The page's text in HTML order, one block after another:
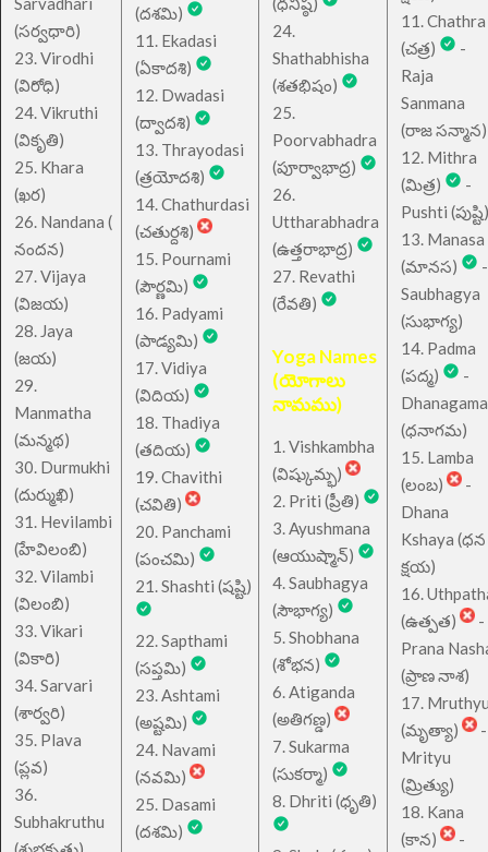
(సర్వధారి)
23. Virodhi
(విరోధి)
24. Vikruthi
(వికృతి)
25. Khara
(ఖర)
26. Nandana (
నందన)
27. Vijaya
(విజయ)
28. Jaya
(జయ)
29.
Manmatha
(మన్మథ)
30. Durmukhi
(దుర్ముఖి)
31. Hevilambi
(హేవిలంబి)
32. Vilambi
(విలంబి)
33. Vikari
(వికారి)
34. Sarvari
(శార్వరి)
35. Plava
(ప్లవ)
36.
Subhakruthu
(దశమి)
11. Ekadasi
(ఏకాదశి)
12. Dwadasi
(ద్వాదశి)
13. Thrayodasi
(త్రయోదశి)
14. Chathurdasi
(చతుర్దశి)
15. Pournami
(పౌర్ణమి)
16. Padyami
(పాడ్యమి)
17. Vidiya
(విదియ)
18. Thadiya
(తదియ)
19. Chavithi
(చవితి)
20. Panchami
(పంచమి)
21. Shashti (షష్టి)
22. Sapthami
(సప్తమి)
23. Ashtami
(అష్టమి)
24. Navami
(నవమి)
25. Dasami
(దశమి)
24.
Shathabhisha
(శతభిషం)
25.
Poorvabhadra
(పూర్వాభాద్ర)
26.
Uttharabhadra
(ఉత్తరాభాద్ర)
27. Revathi
(రేవతి)
Yoga Names
(యోగాలు
నామము)
1. Vishkambha
(విష్కుమ్భ)
2. Priti (ప్రీతి)
3. Ayushmana
(ఆయుష్మాన్)
4. Saubhagya
(సౌభాగ్య)
5. Shobhana
(శోభన)
6. Atiganda
(అతిగణ్డ)
7. Sukarma
(సుకర్మా)
8. Dhriti (ధృతి)
11. Chathra
(చత్ర)
-
Raja
Sanmana
(రాజ సన్మాన)
12. Mithra
(మిత్ర)
-
Pushti (పుష్టి)
13. Manasa
(మానస)
-
Saubhagya
(సుభాగ్య)
14. Padma
(పద్మ)
-
Dhanagama
(ధనాగమ)
15. Lamba
(లంబ)
-
Dhana
Kshaya (ధన
క్షయ)
16.
(ఉత్పత)
-
Prana
(ప్రాణ నాశ)
17.
(మృత్యా)
-
Mrityu
(మ్రిత్యు)
18. Kana
(కాన)
-